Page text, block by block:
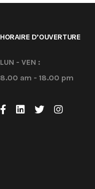
HORAIRE D’OUVERTURE
LUN - VEN :
8.00 am - 18.00 pm